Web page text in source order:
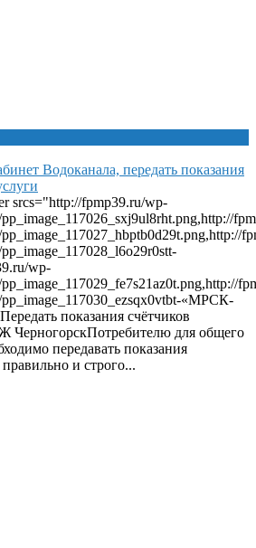
Водоканала, передать показания
srcs="http://fpmp39.ru/wp-
wp-
pp_image_117030_ezsqx0vtbt-«МРСК-
показания счётчиков
для общего
передавать показания
и строго...